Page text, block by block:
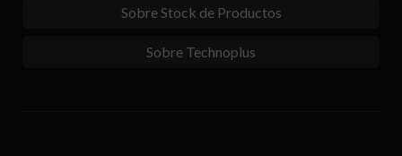
Sobre Stock de Productos
Sobre Technoplus